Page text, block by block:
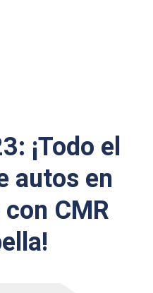
¡Todo el
autos en
CMR